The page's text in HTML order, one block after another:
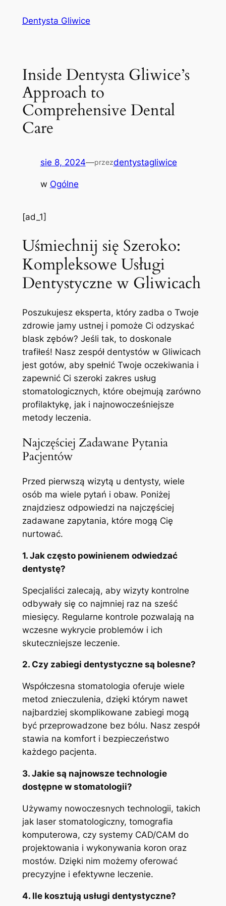
Dentysta Gliwice
Inside Dentysta Gliwice’s
Approach to
Comprehensive Dental
Care
sie 8, 2024—przezdentystagliwice
w Ogólne
[ad_1]
Uśmiechnij się Szeroko:
Kompleksowe Usługi
Dentystyczne w Gliwicach
Poszukujesz eksperta, który zadba o Twoje
zdrowie jamy ustnej i pomoże Ci odzyskać
blask zębów? Jeśli tak, to doskonale
trafiłeś! Nasz zespół dentystów w Gliwicach
jest gotów, aby spełnić Twoje oczekiwania i
zapewnić Ci szeroki zakres usług
stomatologicznych, które obejmują zarówno
profilaktykę, jak i najnowocześniejsze
metody leczenia.
Najczęściej Zadawane Pytania
Pacjentów
Przed pierwszą wizytą u dentysty, wiele
osób ma wiele pytań i obaw. Poniżej
znajdziesz odpowiedzi na najczęściej
zadawane zapytania, które mogą Cię
nurtować.
1. Jak często powinienem odwiedzać
dentystę?
Specjaliści zalecają, aby wizyty kontrolne
odbywały się co najmniej raz na sześć
miesięcy. Regularne kontrole pozwalają na
wczesne wykrycie problemów i ich
skuteczniejsze leczenie.
2. Czy zabiegi dentystyczne są bolesne?
Współczesna stomatologia oferuje wiele
metod znieczulenia, dzięki którym nawet
najbardziej skomplikowane zabiegi mogą
być przeprowadzone bez bólu. Nasz zespół
stawia na komfort i bezpieczeństwo
każdego pacjenta.
3. Jakie są najnowsze technologie
dostępne w stomatologii?
Używamy nowoczesnych technologii, takich
jak laser stomatologiczny, tomografia
komputerowa, czy systemy CAD/CAM do
projektowania i wykonywania koron oraz
mostów. Dzięki nim możemy oferować
precyzyjne i efektywne leczenie.
4. Ile kosztują usługi dentystyczne?